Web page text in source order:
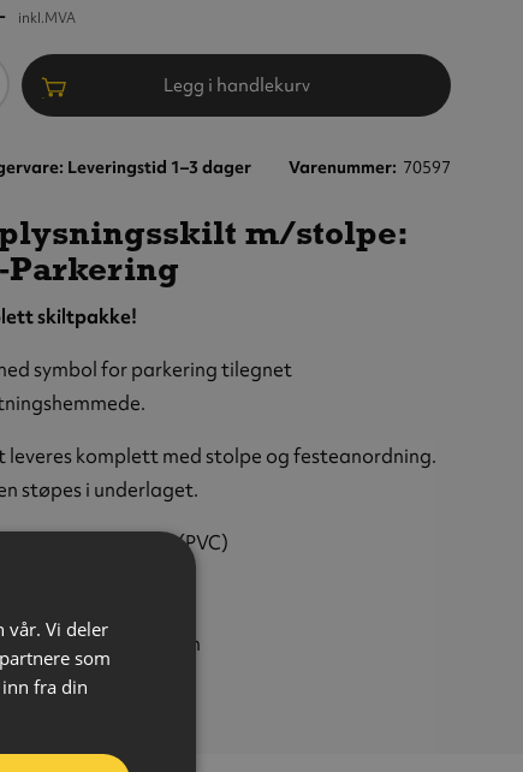
cm
inkl.MVA
Legg i handlekurv
Leveringstid 1–3 dager Varenummer 70597
m/stolpe:
skiltpakke!
symbol for parkering tilegnet
leveres komplett med stolpe og festeanordning.
støpes i underlaget.
Polyvinylklorid (PVC)
Aluminium
1500 mm
vår. Vi deler
som
fra din